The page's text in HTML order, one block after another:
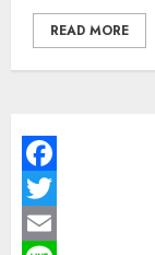
READ MORE
Facebook
Twitter